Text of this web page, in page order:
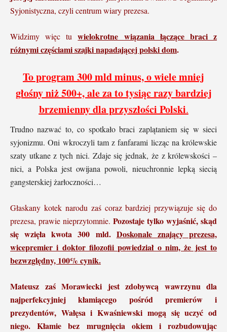
Syjonistyczna, czyli centrum wiary prezesa.
Widzimy więc tuwielokrotne wiązania łączące braci z
różnymi częściami szajki napadającej polski dom.
To program 300 mld minus, o wiele mniej
głośny niż 500+, ale za to tysiąc razy bardziej
brzemienny dla przyszłości Polski.
Trudno nazwać to, co spotkało braci zaplątaniem się w sieci
syjonizmu. Oni wkroczyli tam z fanfarami licząc na królewskie
szaty utkane z tych nici. Zdaje się jednak, że z królewskości –
nici, a Polska jest owijana powoli, nieuchronnie lepką siecią
gangsterskiej żarłoczności…
Głaskany kotek narodu zaś coraz bardziej przywiązuje się do
prezesa, prawie nieprzytomnie. Pozostaje tylko wyjaśnić, skąd
się wzięła kwota 300 mld. Doskonale znający prezesa,
wicepremier i doktor filozofii powiedział o nim, że jest to
bezwzględny, 100% cynik.
Mateusz zaś Morawiecki jest zdobywcą wawrzynu dla
najperfekcyjniej kłamiącego pośród premierów i
prezydentów, Wałęsa i Kwaśniewski mogą się uczyć od
niego. Kłamie bez mrugnięcia okiem i rozbudowując